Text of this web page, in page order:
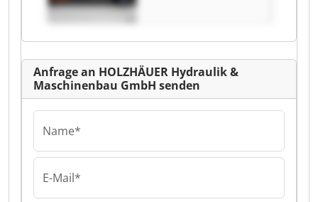
GmbH
Anfrage an HOLZHÄUER Hydraulik &
Maschinenbau GmbH senden
Name*
E-Mail*